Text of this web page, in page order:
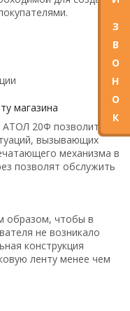
магазина
АТОЛ 20Ф позволит
вызывающих
механизма в
позволят обслужить
образом, чтобы в
не возникало
конструкция
ленту менее чем
З
В
О
Н
О
К